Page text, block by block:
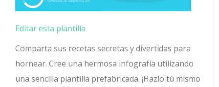
Editar esta plantilla
Comparta sus recetas secretas y divertidas para
hornear. Cree una hermosa infografía utilizando
una sencilla plantilla prefabricada. ¡Hazlo tú mismo